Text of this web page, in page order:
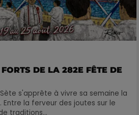
DE LA 282E FÊTE DE
s'apprête à vivre sa semaine la
Entre la ferveur des joutes sur le
traditions...